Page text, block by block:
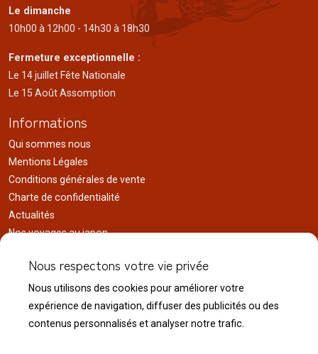
Le dimanche
10h00 à 12h00 - 14h30 à 18h30
Fermeture exceptionnelle :
Le 14 juillet Fête Nationale
Le 15 Août Assomption
Informations
Qui sommes nous
Mentions Légales
Conditions générales de vente
Charte de confidentialité
Actualités
Nos voyages au japon
Liens utiles
Service client
Nous contacter
Nous respectons votre vie privée
Nous utilisons des cookies pour améliorer votre
expérience de navigation, diffuser des publicités ou des
contenus personnalisés et analyser notre trafic.